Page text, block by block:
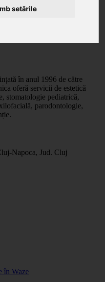
setările
în anul 1996 de către
oferă servicii de estetică
stomatologie pediatrică,
parodontologie,
Napoca, Jud. Cluj
în Waze